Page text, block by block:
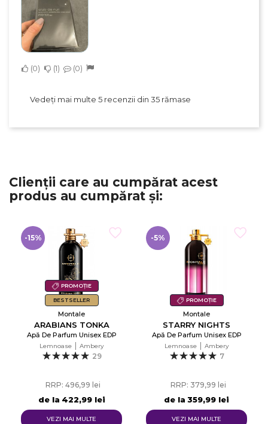
0 1 0
Vedeți mai multe 5 recenzii din 35 rămase
Clienții care au cumpărat acest
produs au cumpărat și:
PROMOȚIE
BESTSELLER
-15%
Montale
ARABIANS TONKA
Apă De Parfum Unisex EDP
Lemnoase Ambery
29
de la
RRP: 496,99 lei
422,99 lei
VEZI MAI MULTE
PROMOȚIE
-5%
Montale
STARRY NIGHTS
Apă De Parfum Unisex EDP
Lemnoase Ambery
7
de la
RRP: 379,99 lei
359,99 lei
VEZI MAI MULTE